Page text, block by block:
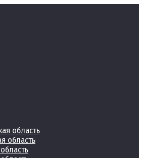
область
область